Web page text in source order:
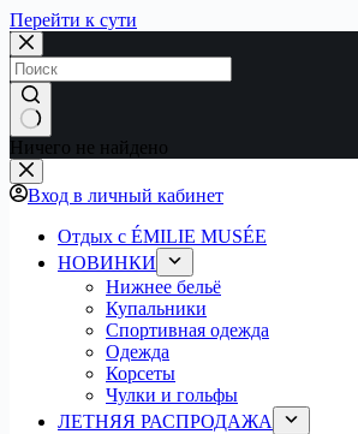
Перейти к сути
Ничего не найдено
Вход в личный кабинет
Отдых с ÉMILIE MUSÉE
НОВИНКИ
Нижнее бельё
Купальники
Спортивная одежда
Одежда
Корсеты
Чулки и гольфы
ЛЕТНЯЯ РАСПРОДАЖА